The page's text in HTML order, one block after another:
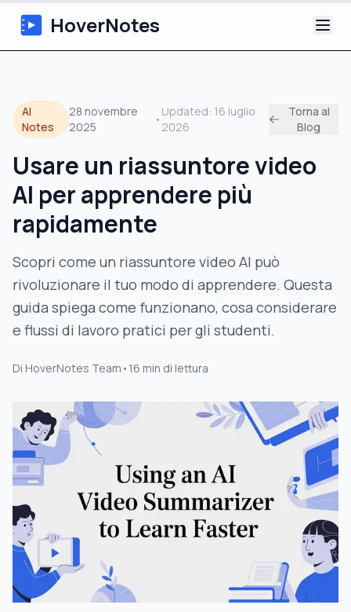
HoverNotes
Extension
Appunti Video IA
Tutorial
Blog
AI
Notes
28 novembre
2025
•
Updated: 16 luglio
2026
Torna al
Blog
Usare un riassuntore video
AI per apprendere più
rapidamente
Scopri come un riassuntore video AI può
rivoluzionare il tuo modo di apprendere. Questa
guida spiega come funzionano, cosa considerare
e flussi di lavoro pratici per gli studenti.
Di HoverNotes Team • 16 min di lettura